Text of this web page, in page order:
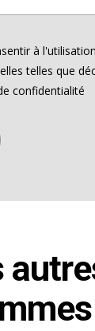
à
telles que
confidentialité